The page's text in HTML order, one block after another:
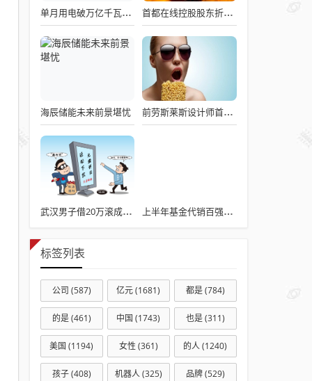
单月用电破万亿千瓦时 电力设备逻辑面临重构 首都在线控股股东折价转让5.02%股权套现4.44亿
海辰储能未来前景堪忧 前劳斯莱斯设计师首秀！荣威M7 DMH上市价8.58万起，综合续航2050km
武汉男子借20万滚成3000万债务 高利贷陷阱调查 上半年基金代销百强榜出炉 非货币基金保有规模首破10万亿
标签列表
公司 (587) 亿元(1681) 都是(784)
的是(461) 中国 (1743) 也是(311)
美国 (1194) 女性 (361) 的人(1240)
孩子(408) 机器人(325) 品牌(529)